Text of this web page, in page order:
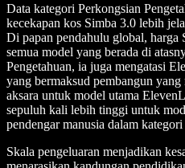
Data kategori Perkongsian
kecekapan kos Simba 3.0 lebih
Di papan pendahulu global, harga
semua model yang berada di
Pengetahuan, ia juga mengatasi
yang bermaksud pembangun
aksara untuk model utama
sepuluh kali lebih tinggi untuk
pendengar manusia dalam
Skala pengeluaran menjadikan